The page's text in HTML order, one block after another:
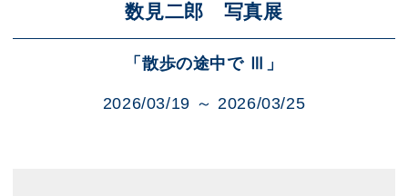
数見二郎 写真展
「散歩の途中で Ⅲ」
2026/03/19 ～ 2026/03/25